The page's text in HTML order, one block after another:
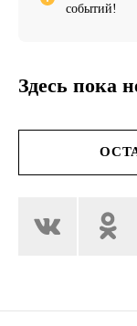
событий!
Здесь пока